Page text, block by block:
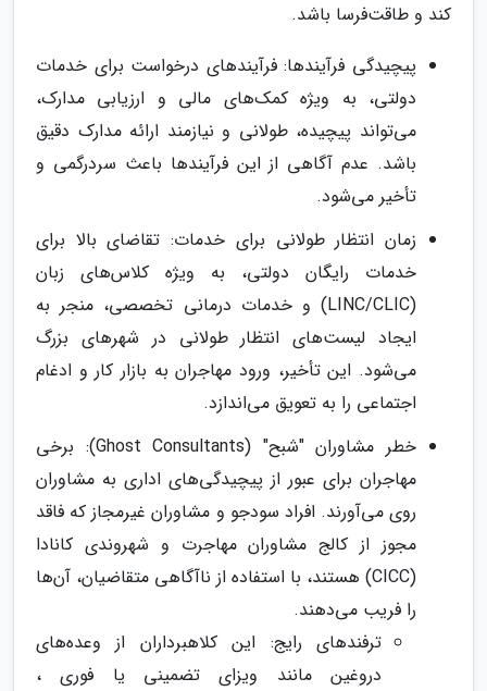
کند و طاقت‌فرسا باشد.
پیچیدگی فرآیندها: فرآیندهای درخواست برای خدمات
دولتی، به ویژه کمک‌های مالی و ارزیابی مدارک،
می‌تواند پیچیده، طولانی و نیازمند ارائه مدارک دقیق
باشد. عدم آگاهی از این فرآیندها باعث سردرگمی و
تأخیر می‌شود.
زمان انتظار طولانی برای خدمات: تقاضای بالا برای
خدمات رایگان دولتی، به ویژه کلاس‌های زبان
(LINC/CLIC) و خدمات درمانی تخصصی، منجر به
ایجاد لیست‌های انتظار طولانی در شهرهای بزرگ
می‌شود. این تأخیر، ورود مهاجران به بازار کار و ادغام
اجتماعی را به تعویق می‌اندازد.
خطر مشاوران "شبح" (Ghost Consultants): برخی
مهاجران برای عبور از پیچیدگی‌های اداری به مشاوران
روی می‌آورند. افراد سودجو و مشاوران غیرمجاز که فاقد
مجوز از کالج مشاوران مهاجرت و شهروندی کانادا
(CICC) هستند، با استفاده از ناآگاهی متقاضیان، آن‌ها
را فریب می‌دهند.
ترفندهای رایج: این کلاهبرداران از وعده‌های
دروغین مانند ویزای تضمینی یا فوری ،